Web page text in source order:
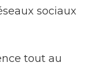
sociaux
tout au